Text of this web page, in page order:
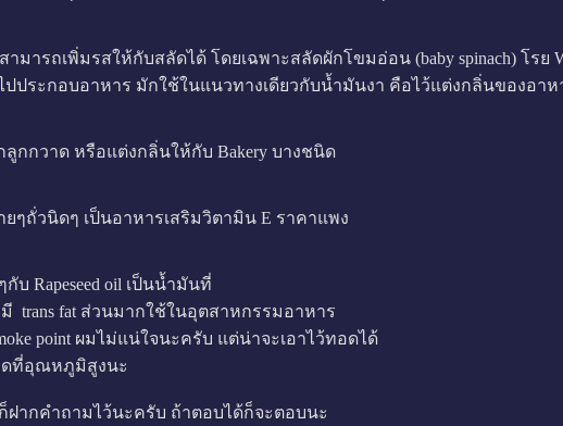
ามารถเพิ่มรสให้กับสลัดได้ โดยเฉพาะสลัดผักโขมอ่อน (baby spinach) โร
ประกอบอาหาร มักใช้ในแนวทางเดียวกับน้ำมันงา คือไว้แต่งกลิ่นของอาห
กกวาด หรือแต่งกลิ่นให้กับ Bakery บางชนิด
ๆถั่วนิดๆ เป็นอาหารเสริมวิตามิน E ราคาแพง
บ Rapeseed oil เป็นน้ำมันที่
มี trans fat ส่วนมากใช้ในอุตสาหกรรมอาหาร
point ผมไม่แน่ใจนะครับ แต่น่าจะเอาไว้ทอดได้
อดที่อุณหภูมิสูงนะ
ากคำถามไว้นะครับ ถ้าตอบได้ก็จะตอบนะ